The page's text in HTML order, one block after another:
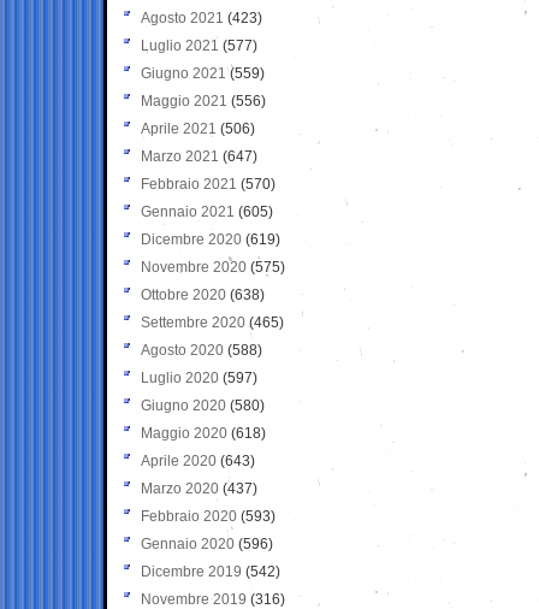
Agosto 2021 (423)
Luglio 2021 (577)
Giugno 2021(559)
Maggio 2021 (556)
Aprile 2021 (506)
Marzo 2021 (647)
Febbraio 2021 (570)
Gennaio 2021 (605)
Dicembre 2020 (619)
Novembre 2020 (575)
Ottobre 2020 (638)
Settembre 2020(465)
Agosto 2020 (588)
Luglio 2020 (597)
Giugno 2020 (580)
Maggio 2020 (618)
Aprile 2020 (643)
Marzo 2020 (437)
Febbraio 2020 (593)
Gennaio 2020 (596)
Dicembre 2019 (542)
Novembre 2019 (316)